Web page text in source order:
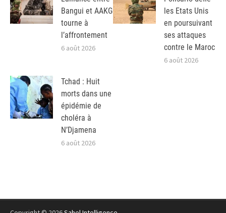
Bangui et AAKG
tourne à
l’affrontement
6 août 2026
les Etats Unis
en poursuivant
ses attaques
contre le Maroc
6 août 2026
Tchad : Huit
morts dans une
épidémie de
choléra à
N’Djamena
6 août 2026